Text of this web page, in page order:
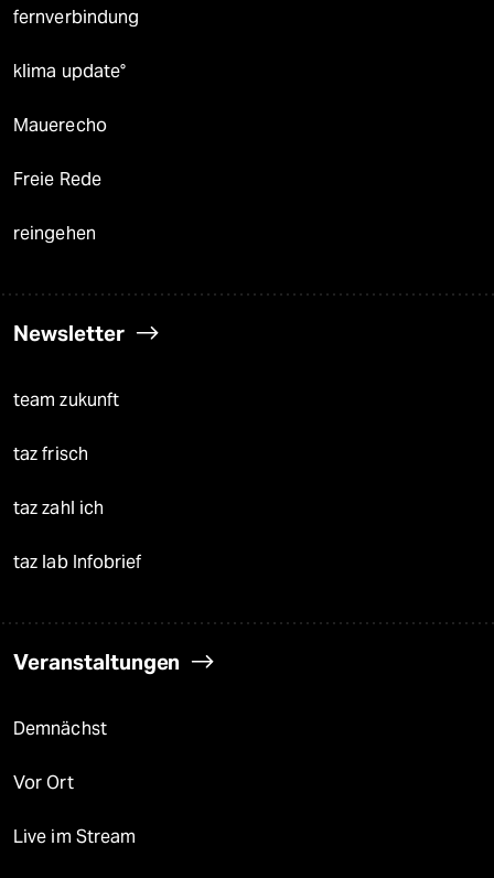
fernverbindung
klima update°
Mauerecho
Freie Rede
reingehen
Newsletter
team zukunft
taz frisch
taz zahl ich
taz lab Infobrief
Veranstaltungen
Demnächst
Vor Ort
Live im Stream